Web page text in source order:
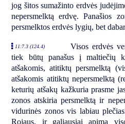
jog šitos sumažinto erdvės
nepersmelktą erdvę. Panašios
persmelktos erdvės lygių, bet
11:7.3 (124.4)
Visos erdvės
tiek būtų panašus į maltiečių
atšakomis, atitiktų persmelktą
atšakomis atitiktų nepersmelktą
keturių atšakų kažkuria prasme
zonos atskiria persmelktą ir
vidurinės zonos vis labiau
Rojaus, ir galiausiai apima